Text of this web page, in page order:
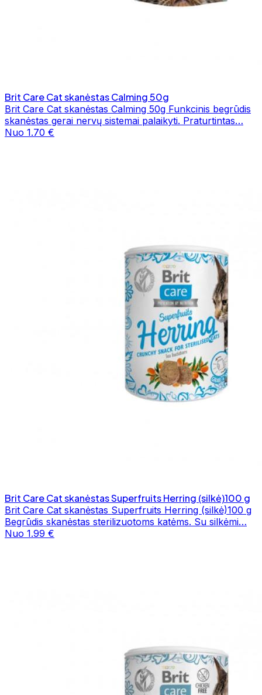
Brit Care Cat skanėstas Calming 50g
Brit Care Cat skanėstas Calming 50g Funkcinis begrūdis
skanėstas gerai nervų sistemai palaikyti. Praturtintas…
Nuo 1.70 €
Brit Care Cat skanėstas Superfruits Herring (silkė)100 g
Brit Care Cat skanėstas Superfruits Herring (silkė)100 g
Begrūdis skanėstas sterilizuotoms katėms. Su silkėmi…
Nuo 1.99 €